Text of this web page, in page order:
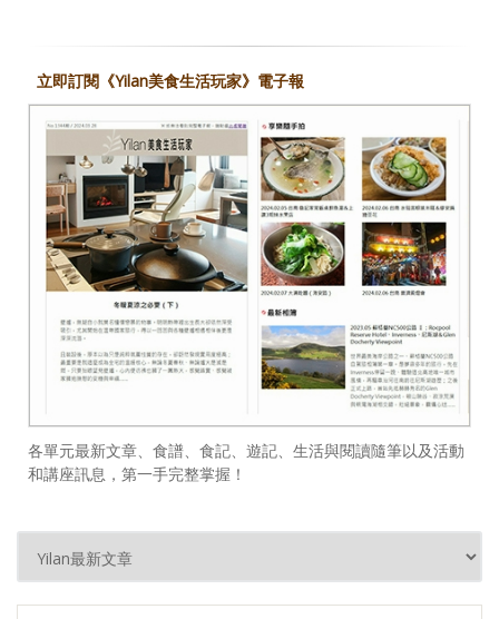
立即訂閱《Yilan美食生活玩家》電子報
各單元最新文章、食譜、食記、遊記、生活與閱讀隨筆以及活動
和講座訊息，第一手完整掌握！